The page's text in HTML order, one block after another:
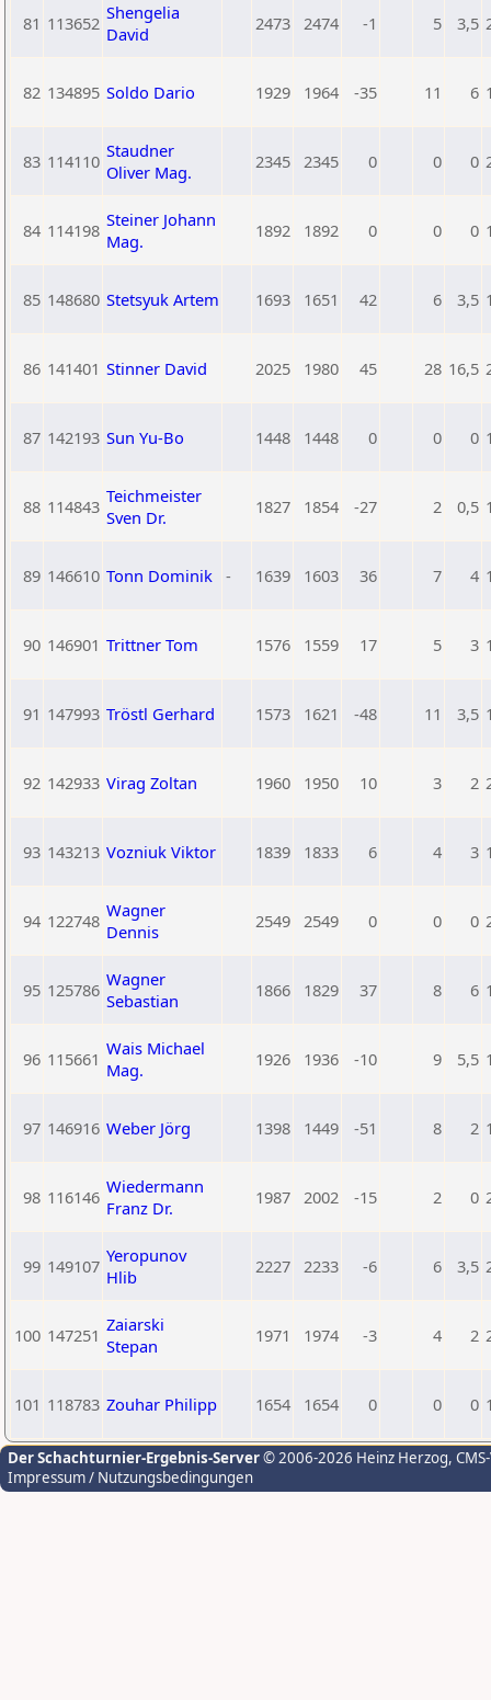
81 113652 Shengelia
David
2473 2474 -1 5 3,5
82 134895 Soldo Dario 1929 1964 -35 11 6
83 114110 Staudner
Oliver Mag.
2345 2345 0 0 0
84 114198 Steiner Johann
Mag.
1892 1892 0 0 0
85 148680 Stetsyuk Artem 1693 1651 42 6 3,5
86 141401 Stinner David 2025 1980 45 28 16,5
87 142193 Sun Yu-Bo 1448 1448 0 0 0
88 114843 Teichmeister
Sven Dr.
1827 1854 -27 2 0,5
89 146610 Tonn Dominik - 1639 1603 36 7 4
90 146901 Trittner Tom 1576 1559 17 5 3
91 147993 Tröstl Gerhard 1573 1621 -48 11 3,5
92 142933 Virag Zoltan 1960 1950 10 3 2
93 143213 Vozniuk Viktor 1839 1833 6 4 3
94 122748 Wagner
Dennis
2549 2549 0 0 0
95 125786 Wagner
Sebastian
1866 1829 37 8 6
96 115661 Wais Michael
Mag.
1926 1936 -10 9 5,5
97 146916 Weber Jörg 1398 1449 -51 8 2
98 116146 Wiedermann
Franz Dr.
1987 2002 -15 2 0
99 149107 Yeropunov
Hlib
2227 2233 -6 6 3,5
100 147251 Zaiarski
Stepan
1971 1974 -3 4 2
101 118783 Zouhar Philipp 1654 1654 0 0 0
Der Schachturnier-Ergebnis-Server© 2006-2026 Heinz Herzog,
Impressum / Nutzungsbedingungen